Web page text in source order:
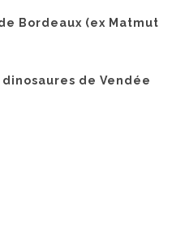
Bordeaux (ex Matmut
de Vendée